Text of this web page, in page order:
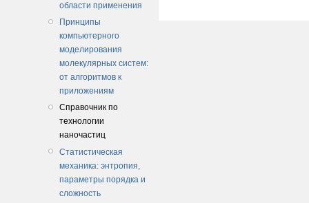
области применения
Принципы
компьютерного
моделирования
молекулярных систем:
от алгоритмов к
приложениям
Справочник по
технологии
наночастиц
Статистическая
механика: энтропия,
параметры порядка и
сложность